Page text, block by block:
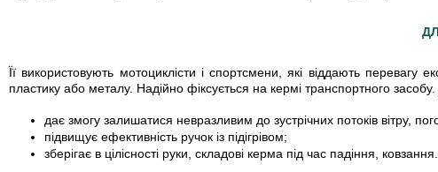
Її використовують мотоциклісти і спортсмени, які віддають
пластику або металу. Надійно фіксується на кермі транспортного
дає змогу залишатися невразливим до зустрічних потоків вітру,
підвищує ефективність ручок із підігрівом;
зберігає в цілісності руки, складові керма під час падіння, ковзання.